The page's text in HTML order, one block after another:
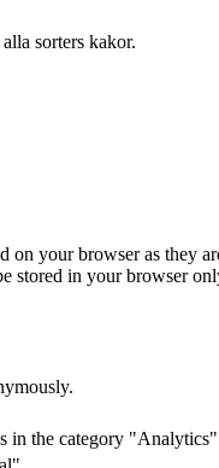
sorters kakor.
on your browser as they
stored in your browser
in the category